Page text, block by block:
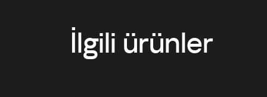
İlgili ürünler